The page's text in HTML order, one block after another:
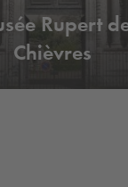
Rupert
Chièvres